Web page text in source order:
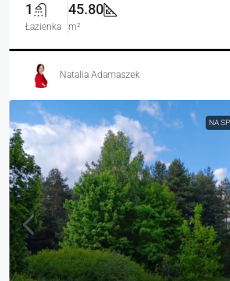
1
Łazienka
45.80
m²
Natalia Adamaszek
NA